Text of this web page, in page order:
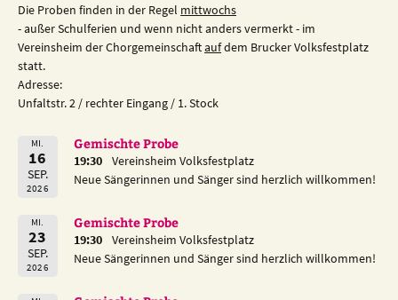
Die Proben finden in der Regel mittwochs
- außer Schulferien und wenn nicht anders vermerkt - im
Vereinsheim der Chorgemeinschaftaufdem Brucker Volksfestplatz
statt.
Adresse:
Unfaltstr. 2 / rechter Eingang / 1. Stock
MI.
16
SEP.
2026
Gemischte Probe
19:30
Vereinsheim Volksfestplatz
Neue Sängerinnen und Sänger sind herzlich willkommen!
MI.
23
SEP.
2026
Gemischte Probe
19:30
Vereinsheim Volksfestplatz
Neue Sängerinnen und Sänger sind herzlich willkommen!